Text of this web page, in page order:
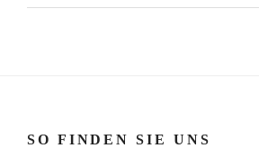
SO FINDEN SIE UNS